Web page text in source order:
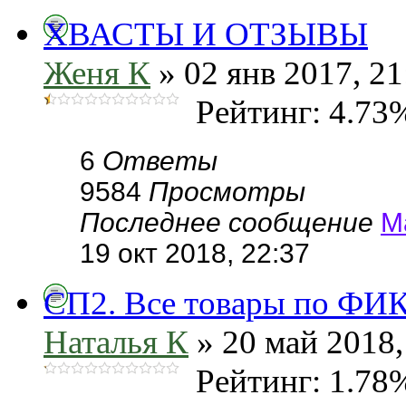
ХВАСТЫ И ОТЗЫВЫ
Женя К » 02 янв 2017,
Рейтинг:
6 Ответы
9584 Просмотры
Последнее сообщение
19 окт 2018, 22:37
СП2. Все товары по
Наталья К » 20 май
Рейтинг: